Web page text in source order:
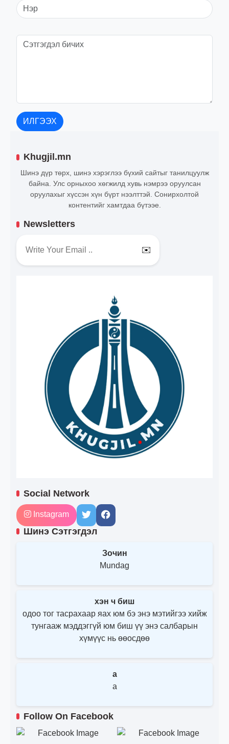
ИЛГЭЭХ
Khugjil.mn
Шинэ дүр төрх, шинэ хэрэглээ бүхий сайтыг танилцуулж
байна. Улс орныхоо хөгжилд хувь нэмрээ оруулсан
оруулахыг хүссэн хүн бүрт нээлттэй. Сонирхолтой
контентийг хамтдаа бүтээе.
Newsletters
✉️
Social Network
Instagram
Шинэ Сэтгэгдэл
Зочин
Mundag
хэн ч биш
одоо тог тасрахаар яах юм бэ энэ мэтийгээ хийж
тунгааж мэддэггүй юм биш үү энэ салбарын
хүмүүс нь өөосдөө
a
a
Follow On Facebook